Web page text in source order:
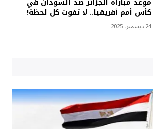
موعد مباراة الجزائر ضد السودان في
كأس أمم أفريقيا.. لا تفوت كل لحظة!
24 ديسمبر، 2025